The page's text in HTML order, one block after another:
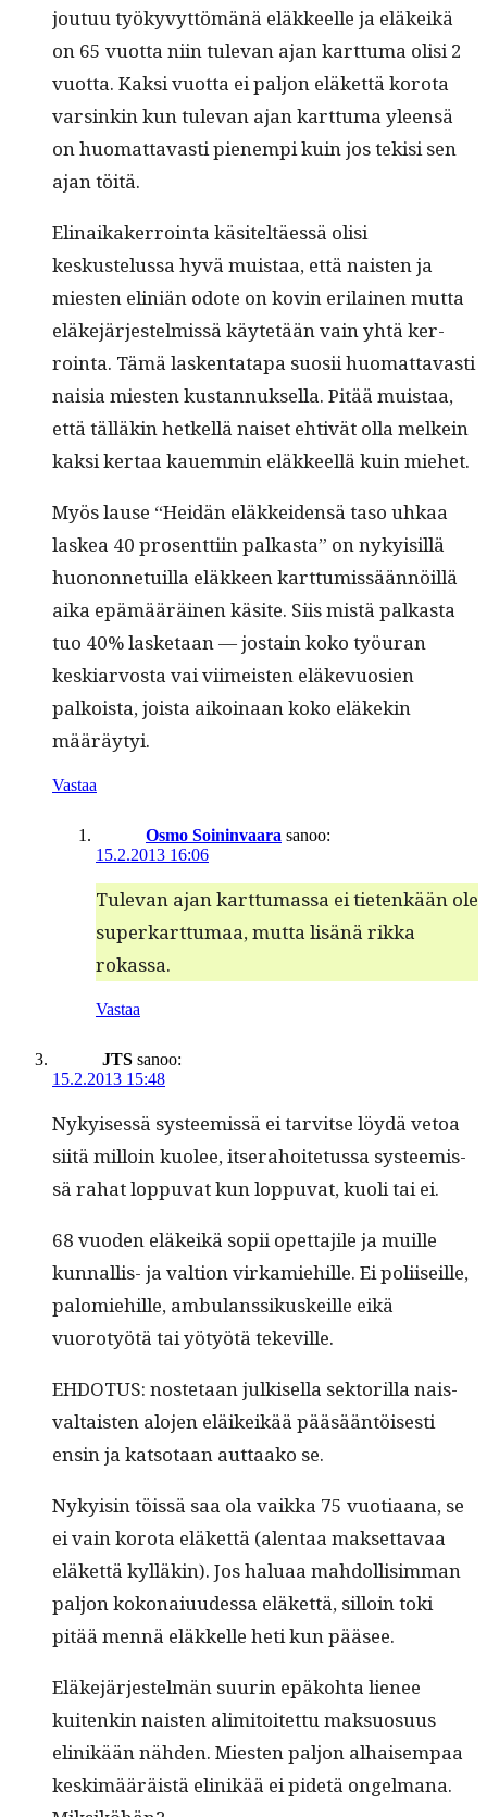
joutuu työkyvyt­tömänä eläk­keelle ja eläkeikä
on 65 vuot­ta niin tule­van ajan kart­tuma olisi 2
vuot­ta. Kak­si vuot­ta ei paljon eläket­tä koro­ta
varsinkin kun tule­van ajan kart­tuma yleen­sä
on huo­mat­tavasti pienem­pi kuin jos tek­isi sen
ajan töitä.
Eli­naikak­er­roin­ta käsiteltäessä olisi
keskustelus­sa hyvä muis­taa, että nais­ten ja
miesten elin­iän odote on kovin eri­lainen mut­ta
eläke­jär­jestelmis­sä käytetään vain yhtä ker­
roin­ta. Tämä lasken­tat­a­pa suosii huo­mat­tavasti
naisia miesten kus­tan­nuk­sel­la. Pitää muis­taa,
että täl­läkin het­kel­lä naiset ehtivät olla melkein
kak­si ker­taa kauem­min eläk­keel­lä kuin miehet.
Myös lause “Hei­dän eläkkei­den­sä taso uhkaa
laskea 40 pros­ent­ti­in palka­s­ta” on nyky­isil­lä
huonon­ne­tu­il­la eläk­keen kart­tumis­sään­nöil­lä
aika epämääräi­nen käsite. Siis mis­tä palka­s­ta
tuo 40% las­ke­taan — jostain koko työu­ran
keskiar­vos­ta vai viimeis­ten eläke­vu­osien
palkoista, joista aikoinaan koko eläkekin
määräytyi.
Vastaa
Osmo Soininvaara sanoo:
15.2.2013 16:06
Tule­van ajan kart­tumas­sa ei tietenkään ole
superkart­tumaa, mut­ta lisänä rik­ka
rokassa.
Vastaa
JTS sanoo:
15.2.2013 15:48
Nykyisessä sys­tee­mis­sä ei tarvitse löy­dä vetoa
siitä mil­loin kuolee, itser­a­hoite­tus­sa sys­tee­mis­
sä rahat lop­pu­vat kun lop­pu­vat, kuoli tai ei.
68 vuo­den eläkeikä sopii opet­ta­jile ja muille
kun­nal­lis- ja val­tion virkamiehille. Ei poli­i­seille,
palomiehille, ambu­lanssikuskeille eikä
vuorotyötä tai yötyötä tekeville.
EHDOTUS: nos­te­taan julkisel­la sek­to­ril­la nais­
val­tais­ten alo­jen eläikeikää pääsään­töis­es­ti
ensin ja kat­so­taan aut­taako se.
Nyky­isin töis­sä saa ola vaik­ka 75 vuo­ti­aana, se
ei vain koro­ta eläket­tä (alen­taa mak­set­tavaa
eläket­tä kyl­läkin). Jos halu­aa mah­dol­lisim­man
paljon kokon­aiu­udessa eläket­tä, sil­loin toki
pitää men­nä eläkkelle heti kun pääsee.
Eläke­jär­jestelmän suurin epäko­h­ta lie­nee
kuitenkin nais­ten alim­i­toitet­tu mak­su­o­su­us
elinikään näh­den. Miesten paljon alhaisem­paa
keskimääräistä elinikää ei pide­tä ongel­mana.